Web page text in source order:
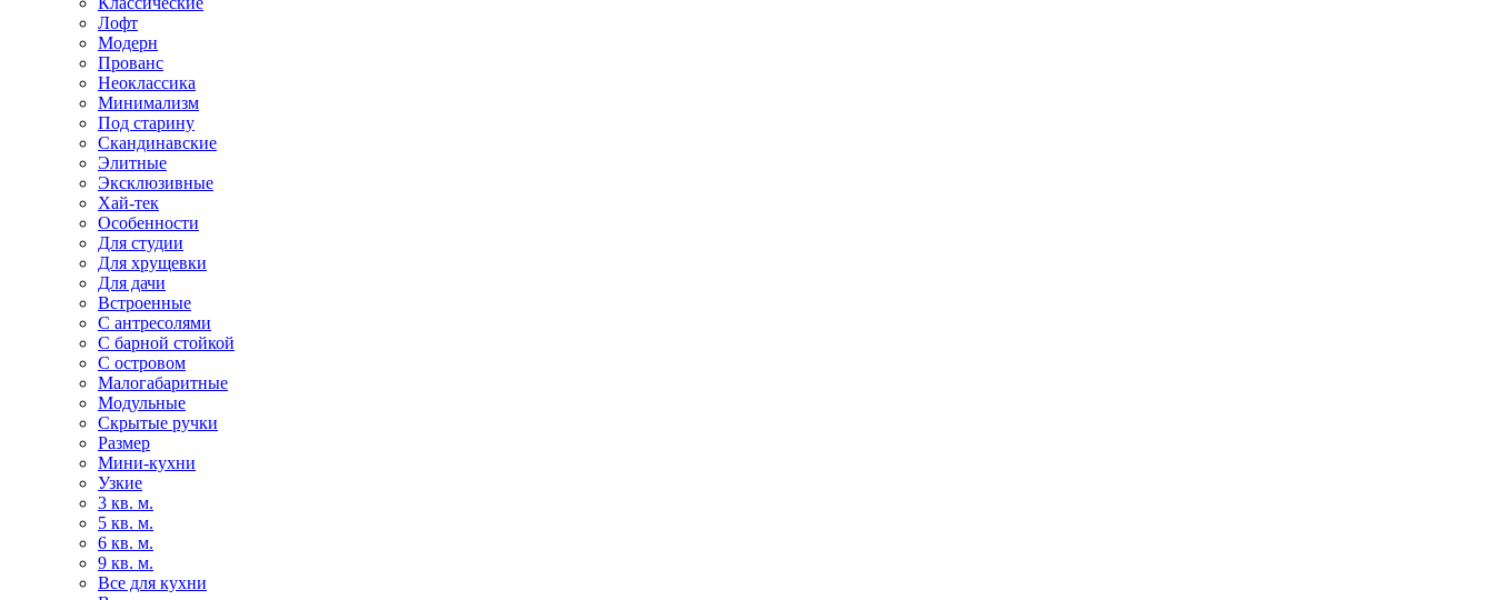
Лофт
Модерн
Прованс
Неоклассика
Минимализм
Под старину
Скандинавские
Элитные
Эксклюзивные
Хай-тек
Особенности
Для студии
Для хрущевки
Для дачи
Встроенные
С антресолями
С барной стойкой
С островом
Малогабаритные
Модульные
Скрытые ручки
Размер
Мини-кухни
Узкие
3 кв. м.
5 кв. м.
6 кв. м.
9 кв. м.
Все для кухни